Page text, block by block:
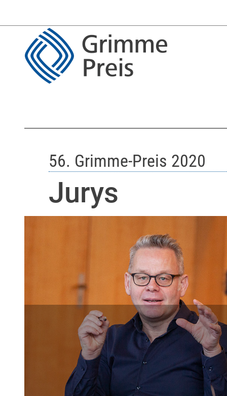
56. Grimme-Preis 2020
Jurys